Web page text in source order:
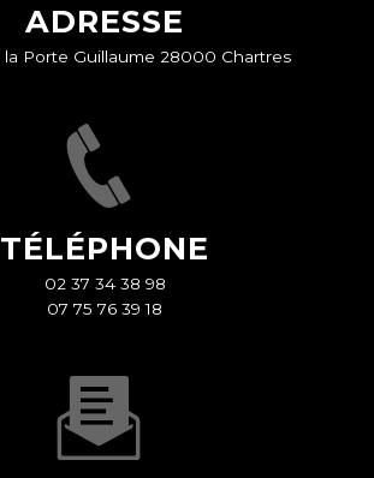
ADRESSE
la Porte Guillaume 28000 Chartres
TÉLÉPHONE
02 37 34 38 98
07 75 76 39 18